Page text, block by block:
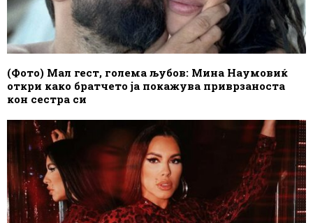
(Фото) Мал гест, голема љубов: Мина Наумовиќ
откри како братчето ја покажува приврзаноста
кон сестра си